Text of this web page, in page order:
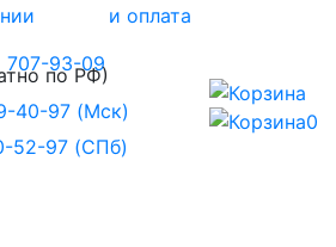
и оплата
707-93-09
по РФ)
40-97 (Мск)
52-97 (СПб)
0